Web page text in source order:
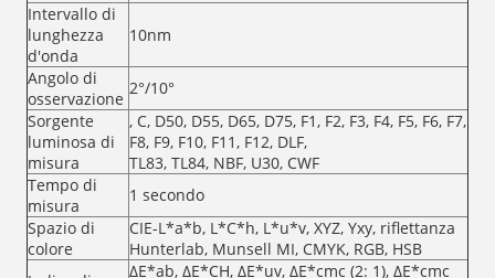
Intervallo di
lunghezza
d'onda
10nm
Angolo di
osservazione
2°/10°
Sorgente
luminosa di
misura
, C, D50, D55, D65, D75, F1, F2, F3, F4, F5, F6, F7,
F8, F9, F10, F11, F12, DLF,
TL83, TL84, NBF, U30, CWF
Tempo di
misura
1 secondo
Spazio di
colore
CIE-L*a*b, L*C*h, L*u*v, XYZ, Yxy, riflettanza
Hunterlab, Munsell MI, CMYK, RGB, HSB
ΔE*ab, ΔE*CH, ΔE*uv, ΔE*cmc (2: 1), ΔE*cmc